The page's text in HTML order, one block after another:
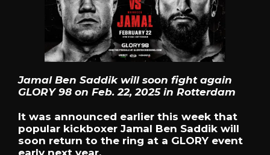
Jamal Ben Saddik will soon fight again
GLORY 98 on Feb. 22, 2025 in Rotterdam
It was announced earlier this week that
popular kickboxer Jamal Ben Saddik will
soon return to the ring at a GLORY event
early next year.